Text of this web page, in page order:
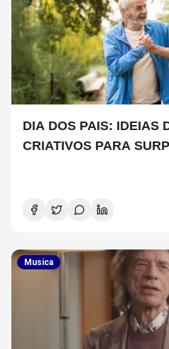
DIA DOS PAIS: IDEIAS DE PRESENTES
CRIATIVOS PARA
Musica